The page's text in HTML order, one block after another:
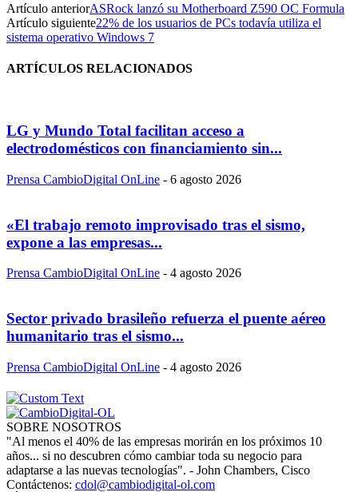
Artículo anteriorASRock lanzó su Motherboard Z590 OC Formula
Artículo siguiente22% de los usuarios de PCs todavía utiliza el
sistema operativo Windows 7
ARTÍCULOS RELACIONADOS
LG y Mundo Total facilitan acceso a
electrodomésticos con financiamiento sin...
Prensa CambioDigital OnLine - 6 agosto 2026
«El trabajo remoto improvisado tras el sismo,
expone a las empresas...
Prensa CambioDigital OnLine - 4 agosto 2026
Sector privado brasileño refuerza el puente aéreo
humanitario tras el sismo...
Prensa CambioDigital OnLine - 4 agosto 2026
SOBRE NOSOTROS
"Al menos el 40% de las empresas morirán en los próximos 10
años... si no descubren cómo cambiar toda su negocio para
adaptarse a las nuevas tecnologías". - John Chambers, Cisco
Contáctenos: cdol@cambiodigital-ol.com